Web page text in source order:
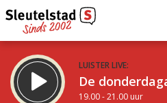
LUISTER LIVE:
De
19.00 - 21.00 uur